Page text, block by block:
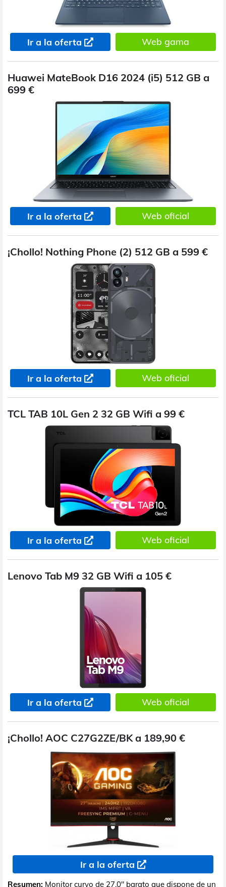
Ir a la oferta Web gama
Huawei MateBook D16 2024 (i5) 512 GB a
699 €
Ir a la oferta Web oficial
¡Chollo! Nothing Phone (2) 512 GB a 599 €
Ir a la oferta Web oficial
TCL TAB 10L Gen 2 32 GB Wifi a 99 €
Ir a la oferta Web oficial
Lenovo Tab M9 32 GB Wifi a 105 €
Ir a la oferta Web oficial
¡Chollo! AOC C27G2ZE/BK a 189,90 €
Ir a la oferta
Resumen: Monitor curvo de 27,0" barato que dispone de un